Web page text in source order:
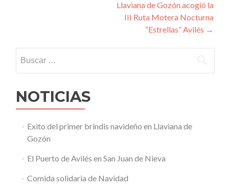
Llaviana de Gozón acogió la
III Ruta Motera Nocturna
“Estrellas” Avilés →
NOTICIAS
Exito del primer brindis navideño en Llaviana de
Gozón
El Puerto de Avilés en San Juan de Nieva
Comida solidaria de Navidad